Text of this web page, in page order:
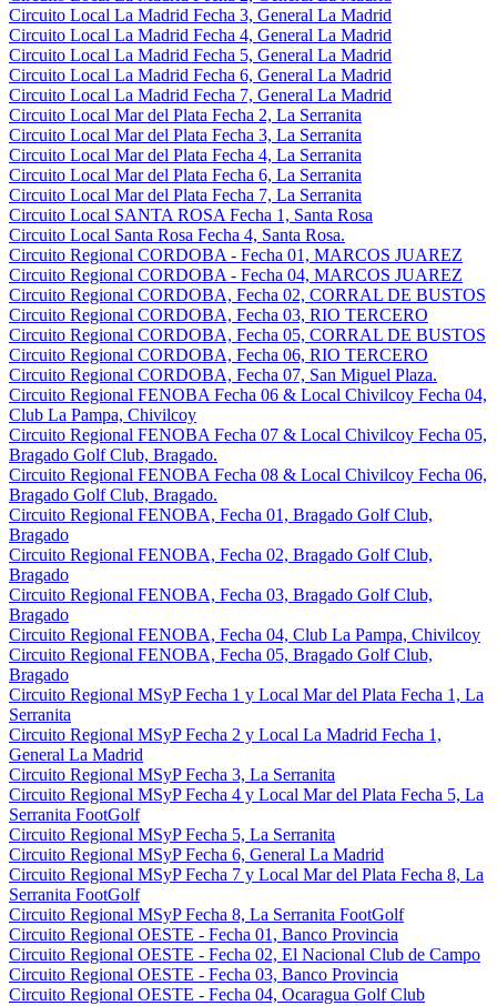
Circuito Local La Madrid Fecha 3, General La Madrid
Circuito Local La Madrid Fecha 4, General La Madrid
Circuito Local La Madrid Fecha 5, General La Madrid
Circuito Local La Madrid Fecha 6, General La Madrid
Circuito Local La Madrid Fecha 7, General La Madrid
Circuito Local Mar del Plata Fecha 2, La Serranita
Circuito Local Mar del Plata Fecha 3, La Serranita
Circuito Local Mar del Plata Fecha 4, La Serranita
Circuito Local Mar del Plata Fecha 6, La Serranita
Circuito Local Mar del Plata Fecha 7, La Serranita
Circuito Local SANTA ROSA Fecha 1, Santa Rosa
Circuito Local Santa Rosa Fecha 4, Santa Rosa.
Circuito Regional CORDOBA - Fecha 01, MARCOS JUAREZ
Circuito Regional CORDOBA - Fecha 04, MARCOS JUAREZ
Circuito Regional CORDOBA, Fecha 02, CORRAL DE BUSTOS
Circuito Regional CORDOBA, Fecha 03, RIO TERCERO
Circuito Regional CORDOBA, Fecha 05, CORRAL DE BUSTOS
Circuito Regional CORDOBA, Fecha 06, RIO TERCERO
Circuito Regional CORDOBA, Fecha 07, San Miguel Plaza.
Circuito Regional FENOBA Fecha 06 & Local Chivilcoy Fecha 04,
Club La Pampa, Chivilcoy
Circuito Regional FENOBA Fecha 07 & Local Chivilcoy Fecha 05,
Bragado Golf Club, Bragado.
Circuito Regional FENOBA Fecha 08 & Local Chivilcoy Fecha 06,
Bragado Golf Club, Bragado.
Circuito Regional FENOBA, Fecha 01, Bragado Golf Club,
Bragado
Circuito Regional FENOBA, Fecha 02, Bragado Golf Club,
Bragado
Circuito Regional FENOBA, Fecha 03, Bragado Golf Club,
Bragado
Circuito Regional FENOBA, Fecha 04, Club La Pampa, Chivilcoy
Circuito Regional FENOBA, Fecha 05, Bragado Golf Club,
Bragado
Circuito Regional MSyP Fecha 1 y Local Mar del Plata Fecha 1, La
Serranita
Circuito Regional MSyP Fecha 2 y Local La Madrid Fecha 1,
General La Madrid
Circuito Regional MSyP Fecha 3, La Serranita
Circuito Regional MSyP Fecha 4 y Local Mar del Plata Fecha 5, La
Serranita FootGolf
Circuito Regional MSyP Fecha 5, La Serranita
Circuito Regional MSyP Fecha 6, General La Madrid
Circuito Regional MSyP Fecha 7 y Local Mar del Plata Fecha 8, La
Serranita FootGolf
Circuito Regional MSyP Fecha 8, La Serranita FootGolf
Circuito Regional OESTE - Fecha 01, Banco Provincia
Circuito Regional OESTE - Fecha 02, El Nacional Club de Campo
Circuito Regional OESTE - Fecha 03, Banco Provincia
Circuito Regional OESTE - Fecha 04, Ocaragua Golf Club